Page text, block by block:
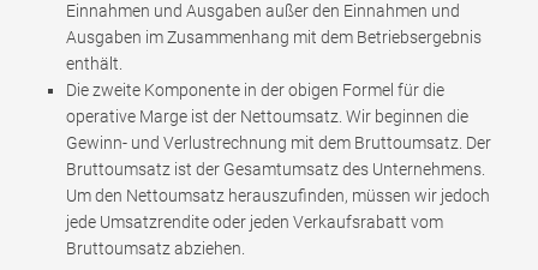
Einnahmen und Ausgaben außer den Einnahmen und
Ausgaben im Zusammenhang mit dem Betriebsergebnis
enthält.
Die zweite Komponente in der obigen Formel für die
operative Marge ist der Nettoumsatz. Wir beginnen die
Gewinn- und Verlustrechnung mit dem Bruttoumsatz. Der
Bruttoumsatz ist der Gesamtumsatz des Unternehmens.
Um den Nettoumsatz herauszufinden, müssen wir jedoch
jede Umsatzrendite oder jeden Verkaufsrabatt vom
Bruttoumsatz abziehen.